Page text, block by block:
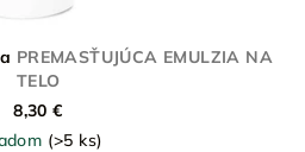
PREMASŤUJÚCA EMULZIA NA
TELO
8,30 €
(>5 ks)